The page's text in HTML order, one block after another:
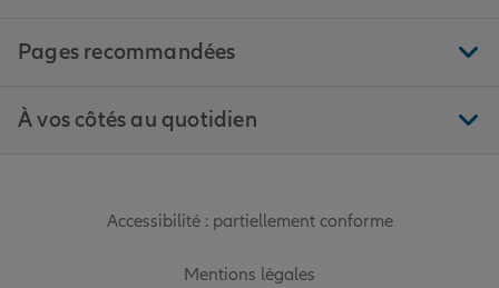
Pages recommandées
À vos côtés au quotidien
Accessibilité : partiellement conforme
Mentions légales